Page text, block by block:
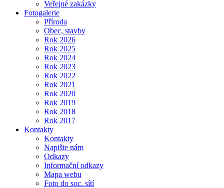
Veřejné zakázky
Fotogalerie
Příroda
Obec, stavby
Rok 2026
Rok 2025
Rok 2024
Rok 2023
Rok 2022
Rok 2021
Rok 2020
Rok 2019
Rok 2018
Rok 2017
Kontakty
Kontakty
Napište nám
Odkazy
Informační odkazy
Mapa webu
Foto do soc. sítí